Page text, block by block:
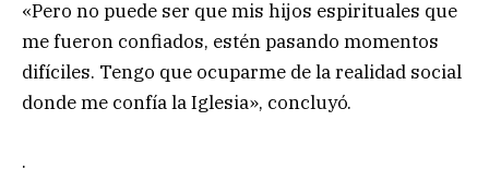
«Pero no puede ser que mis hijos espirituales que
me fueron confiados, estén pasando momentos
difíciles. Tengo que ocuparme de la realidad social
donde me confía la Iglesia», concluyó.
.